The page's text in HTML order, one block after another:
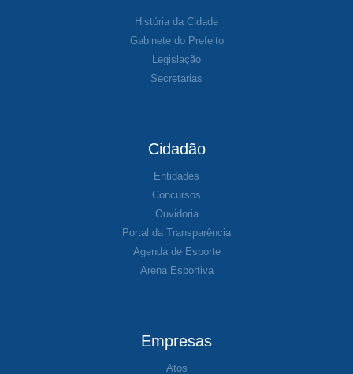
História da Cidade
Gabinete do Prefeito
Legislação
Secretarias
Cidadão
Entidades
Concursos
Ouvidoria
Portal da Transparência
Agenda de Esporte
Arena Esportiva
Empresas
Atos